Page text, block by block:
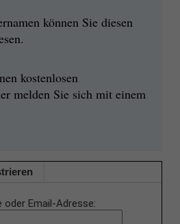
können Sie diesen
kostenlosen
melden Sie sich mit einem
oder Email-Adresse